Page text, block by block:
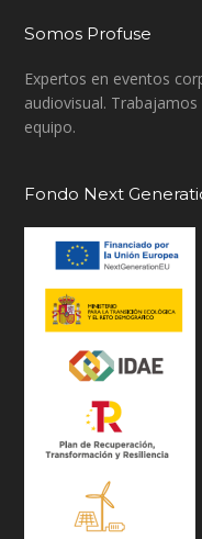
Somos Profuse
Expertos en eventos
audiovisual.
equipo.
Fondo Next